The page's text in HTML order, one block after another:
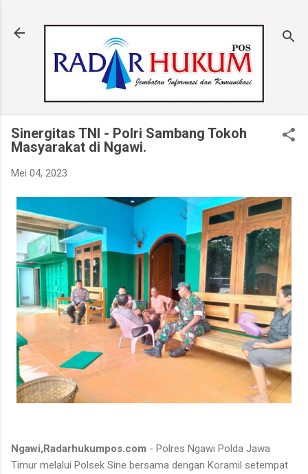
Sinergitas TNI - Polri Sambang Tokoh
Masyarakat di Ngawi.
Mei 04, 2023
Ngawi,Radarhukumpos.com - Polres Ngawi Polda Jawa
Timur melalui Polsek Sine bersama dengan Koramil setempat